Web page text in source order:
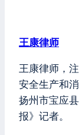
王康律师
王康律师，
安全生产和
扬州市宝应
报》记者。